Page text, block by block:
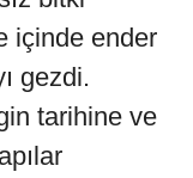
içinde ender
gezdi.
tarihine ve